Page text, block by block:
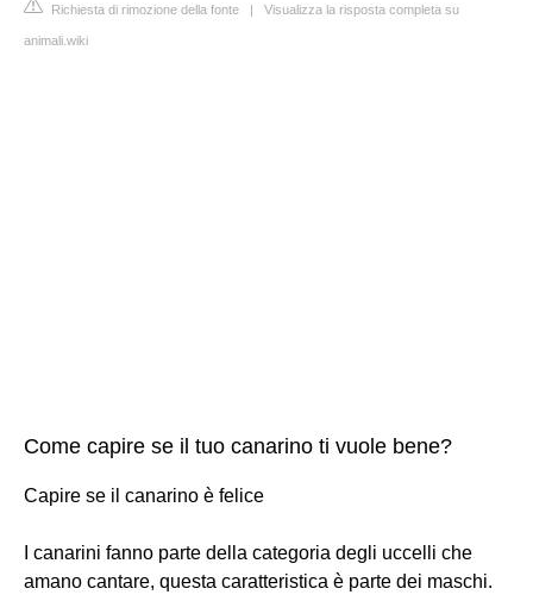
Richiesta di rimozione della fonte | Visualizza la risposta completa su
animali.wiki
Come capire se il tuo canarino ti vuole bene?
Capire se il canarino è felice
I canarini fanno parte della categoria degli uccelli che
amano cantare, questa caratteristica è parte dei maschi.